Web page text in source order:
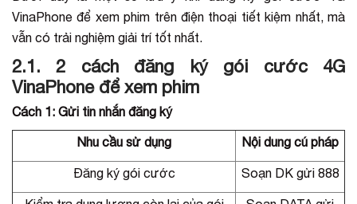
VinaPhone để xem phim trên điện thoại tiết kiệm nhất, mà
vẫn có trải nghiệm giải trí tốt nhất.
2.1. 2 cách đăng ký gói cước 4G
VinaPhone để xem phim
Cách 1: Gửi tin nhắn đăng ký
Nhu cầu sử dụng Nội dung cú pháp
Đăng ký gói cước Soạn DK gửi 888